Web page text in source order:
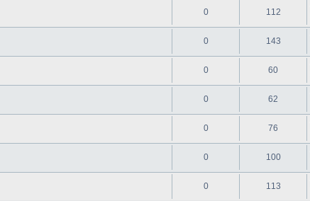
0 112
0 143
0 60
0 62
0 76
0 100
0 113